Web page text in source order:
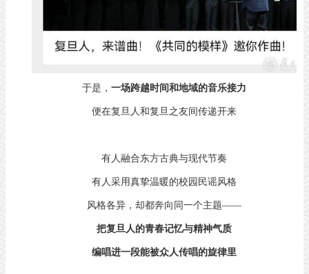
于是， 一场跨越时间和地域的音乐接力
便在复旦人和复旦之友间传递开来
有人融合东方古典与现代节奏
有人采用真挚温暖的校园民谣风格
风格各异，却都奔向同一个主题——
把复旦人的青春记忆与精神气质
编唱进一段能被众人传唱的旋律里